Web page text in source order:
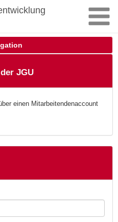
JGU
einen Mitarbeitendenaccount